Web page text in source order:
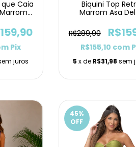
Caia
Pix
juros
Biquini Top
Marrom Asa
R$289,90
R$155,10 com
5 x de R$31,98 sem
45%
OFF